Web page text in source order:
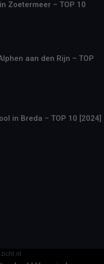
Zoetermeer – TOP 10
aan den Rijn – TOP
in Breda – TOP 10 [2024]